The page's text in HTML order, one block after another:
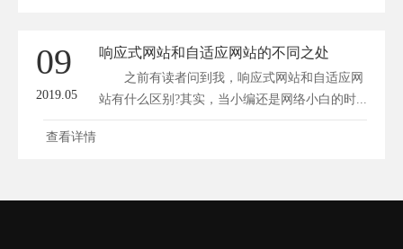
09
2019.05
响应式网站和自适应网站的不同之处
之前有读者问到我，响应式网站和自适应网
站有什么区别?其实，当小编还是网络小白的时...
查看详情